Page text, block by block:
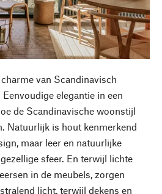
van Scandinavisch
elegantie in een
de Scandinavische woonstijl
Natuurlijk is hout kenmerkend
maar leer en natuurlijke
sfeer. En terwijl lichte
in de meubels, zorgen
licht, terwijl dekens en